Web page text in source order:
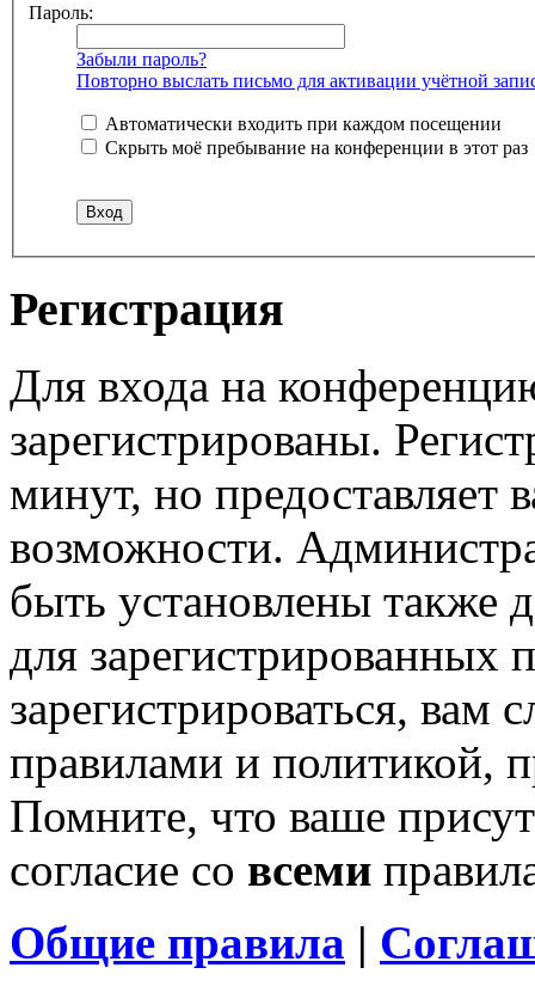
Пароль:
Забыли пароль?
Повторно выслать письмо для активации учётной
Автоматически входить при каждом посещении
Скрыть моё пребывание на конференции в этот раз
Регистрация
Для входа на
зарегистрированы.
минут, но предоставляет
возможности.
быть установлены также
для зарегистрированных
зарегистрироваться, вам
правилами и политикой,
Помните, что ваше
согласие со всеми
Общие правила |